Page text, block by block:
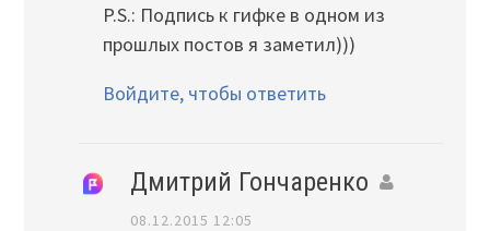
P.S.: Подпись к гифке в одном из
прошлых постов я заметил)))
Войдите, чтобы ответить
Дмитрий Гончаренко
08.12.2015 12:05